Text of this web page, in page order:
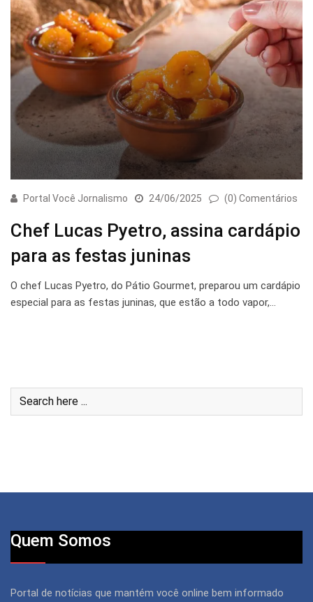
Portal Você Jornalismo 24/06/2025 (0) Comentários
Chef Lucas Pyetro, assina cardápio
para as festas juninas
O chef Lucas Pyetro, do Pátio Gourmet, preparou um cardápio
especial para as festas juninas, que estão a todo vapor,…
Quem Somos
Portal de notícias que mantém você online bem informado